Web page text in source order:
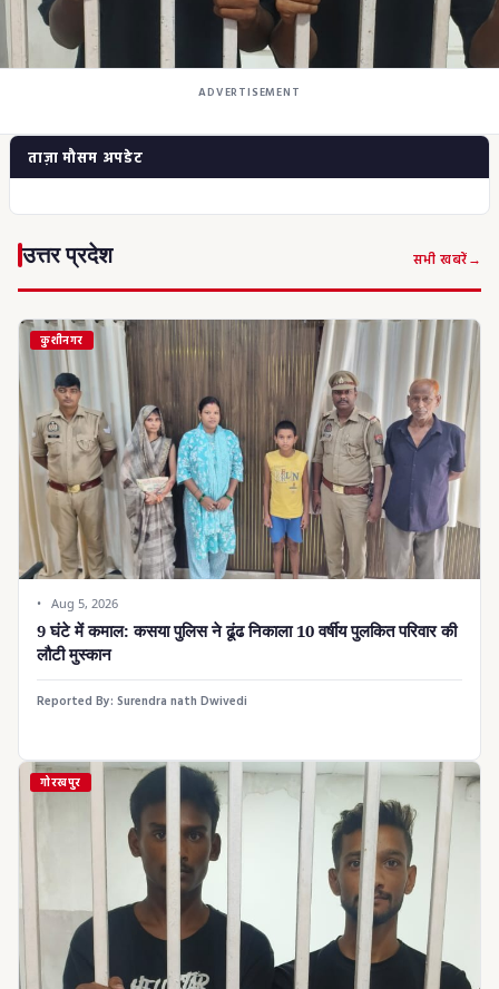
कुशीनगर : राज्य मार्गों पर मालवाहक वाहनों की
खिलाफ ट्रांसपोर्ट यूनियन का प्रदर्शन, डीएम को
ADVERTISEMENT
ताज़ा मौसम अपडेट
उत्तर प्रदेश सभी खबरें
कुशीनगर
Aug 5, 2026
9 घंटे में कमाल: कसया पुलिस ने ढूंढ निकाला 10 वर्षीय पुलकित परिवार की
लौटी मुस्कान
Reported By: Surendra nath Dwivedi
गोरखपुर